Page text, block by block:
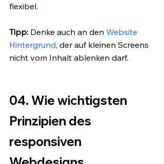
flexibel.
Tipp: Denke auch an den Website
Hintergrund, der auf kleinen Screens
nicht vom Inhalt ablenken darf.
04. Wie wichtigsten
Prinzipien des
responsiven